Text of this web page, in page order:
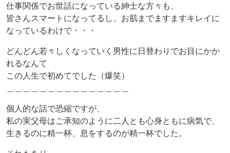
仕事関係でお世話になっている紳士な方々も、
皆さんスマートになってるし、お肌までますますキレイに
なっているわけで・・・
どんどん若々しくなっていく男性に日替わりでお目にかか
れるなんて
この人生で初めてでした（爆笑）
個人的な話で恐縮ですが、
私の実父母はご承知のように二人とも心身ともに病気で、
生きるのに精一杯、息をするのが精一杯でした。